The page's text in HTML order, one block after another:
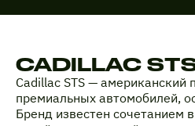
CADILLAC
Cadillac STS — американский
премиальных автомобилей,
Бренд известен сочетанием